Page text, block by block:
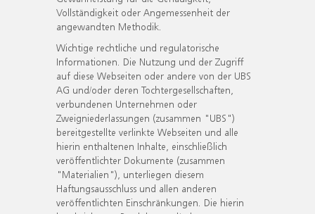
Vollständigkeit oder Angemessenheit der
angewandten Methodik.
Wichtige rechtliche und regulatorische
Informationen. Die Nutzung und der Zugriff
auf diese Webseiten oder andere von der UBS
AG und/oder deren Tochtergesellschaften,
verbundenen Unternehmen oder
Zweigniederlassungen (zusammen "UBS")
bereitgestellte verlinkte Webseiten und alle
hierin enthaltenen Inhalte, einschließlich
veröffentlichter Dokumente (zusammen
"Materialien"), unterliegen diesem
Haftungsausschluss und allen anderen
veröffentlichten Einschränkungen. Die hierin